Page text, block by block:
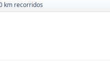
km recorridos